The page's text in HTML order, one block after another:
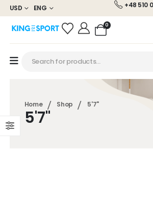
USD ENG +48 510
0
Home Shop 5'7"
5'7"